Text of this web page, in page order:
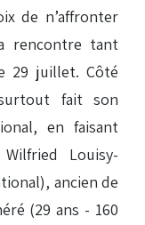
de n’affronter
rencontre tant
29 juillet. Côté
fait son
en faisant
Louisy-
ancien de
(29 ans - 160